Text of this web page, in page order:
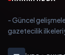
- Güncel
gazetecilik